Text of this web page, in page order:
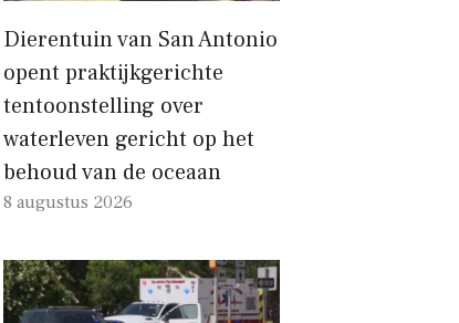
Dierentuin van San Antonio
opent praktijkgerichte
tentoonstelling over
waterleven gericht op het
behoud van de oceaan
8 augustus 2026